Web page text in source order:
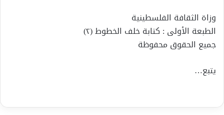
وزاة الثقافة الفلسطينية
الطبعة الأولى : كتابة خلف الخطوط (٢)
جميع الحقوق محفوظة
يتبع…